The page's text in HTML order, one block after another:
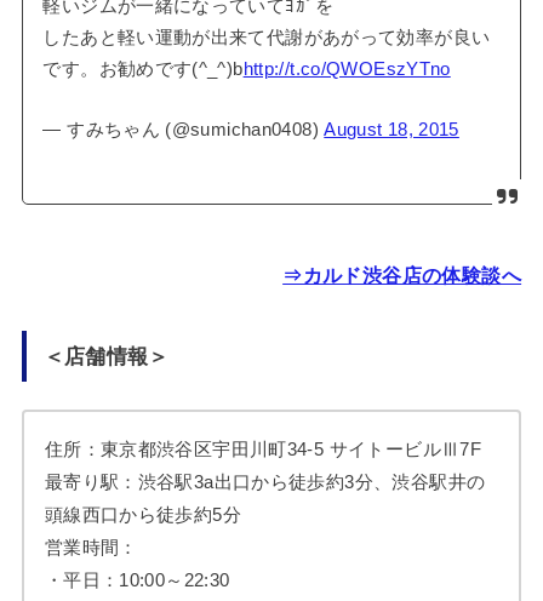
軽いジムが一緒になっていてﾖｶﾞを
したあと軽い運動が出来て代謝があがって効率が良い
です。お勧めです(^_^)bhttp://t.co/QWOEszYTno
— すみちゃん (@sumichan0408)August 18, 2015
⇒カルド渋谷店の体験談へ
＜店舗情報＞
住所：東京都渋谷区宇田川町34-5 サイトービルⅢ7F
最寄り駅：渋谷駅3a出口から徒歩約3分、渋谷駅井の
頭線西口から徒歩約5分
営業時間：
・平日：10:00～22:30